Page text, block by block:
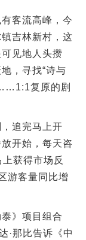
客流高峰，今
吉林新村，这
见地人头攒
，寻找“诗与
复原的剧
追完马上开
开始，每天咨
获得市场反
游客量同比增
》项目组合
·那比告诉《中